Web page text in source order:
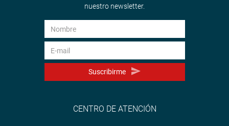
nuestro newsletter.
Suscribirme
CENTRO DE ATENCIÓN